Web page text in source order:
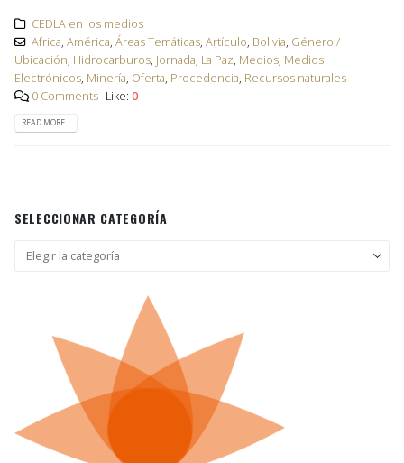
CEDLA en los medios
Africa, América, Áreas Temáticas, Artículo, Bolivia, Género /
Ubicación, Hidrocarburos, Jornada, La Paz, Medios, Medios
Electrónicos, Minería, Oferta, Procedencia, Recursos naturales
0 Comments Like: 0
READ MORE...
SELECCIONAR CATEGORÍA
Seleccionar
categoría